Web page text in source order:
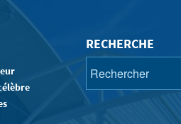
RECHERCHE